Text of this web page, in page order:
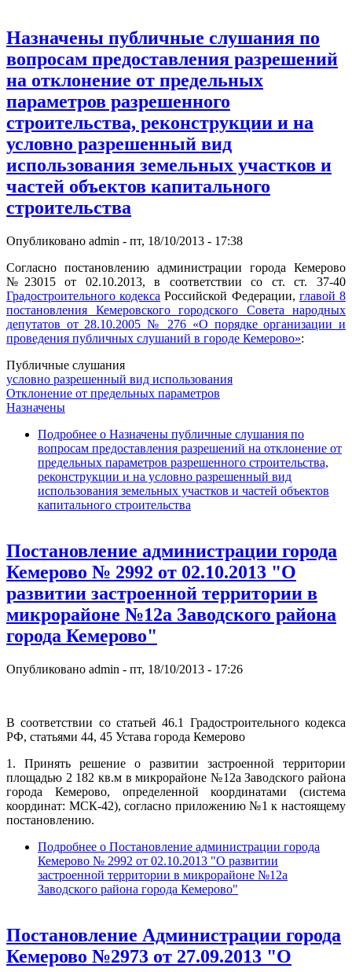
Назначены публичные слушания по
вопросам предоставления разрешений
на отклонение от предельных
параметров разрешенного
строительства, реконструкции и на
условно разрешенный вид
использования земельных участков и
частей объектов капитального
строительства
Опубликовано admin - пт, 18/10/2013 - 17:38
Согласно постановлению администрации города Кемерово
№23015 от 02.10.2013, в соответствии со ст. ст. 37-40
Градостроительного кодекса Российской Федерации, главой 8
постановления Кемеровского городского Совета народных
депутатов от 28.10.2005 № 276 «О порядке организации и
проведения публичных слушаний в городе Кемерово»:
Публичные слушания
условно разрешенный вид использования
Отклонение от предельных параметров
Назначены
Подробнее о Назначены публичные слушания по
вопросам предоставления разрешений на отклонение от
предельных параметров разрешенного строительства,
реконструкции и на условно разрешенный вид
использования земельных участков и частей объектов
капитального строительства
Постановление администрации города
Кемерово № 2992 от 02.10.2013 "О
развитии застроенной территории в
микрорайоне №12а Заводского района
города Кемерово"
Опубликовано admin - пт, 18/10/2013 - 17:26
В соответствии со статьей 46.1 Градостроительного кодекса
РФ, статьями 44, 45 Устава города Кемерово
1. Принять решение о развитии застроенной территории
площадью 2 182 кв.м в микрорайоне №12а Заводского района
города Кемерово, определенной координатами (система
координат: МСК-42), согласно приложению №1 к настоящему
постановлению.
Подробнее о Постановление администрации города
Кемерово № 2992 от 02.10.2013 "О развитии
застроенной территории в микрорайоне №12а
Заводского района города Кемерово"
Постановление Администрации города
Кемерово №2973 от 27.09.2013 "О